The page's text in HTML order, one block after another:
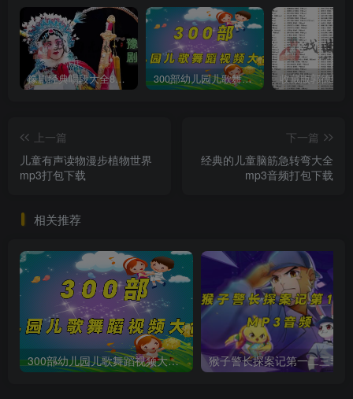
豫剧经典唱段大全850首mp3打包戏曲下载 300部幼儿园儿歌舞蹈视频大合集
上一篇
儿童有声读物漫步植物世界
mp3打包下载
下一篇
经典的儿童脑筋急转弯大全
mp3音频打包下载
相关推荐
300部幼儿园儿歌舞蹈视频大合集